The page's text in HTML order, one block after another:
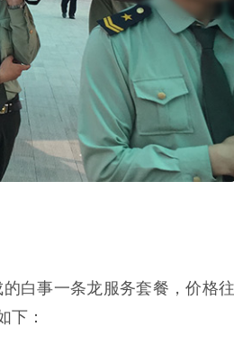
白事一条龙服务套餐，价格往
下：